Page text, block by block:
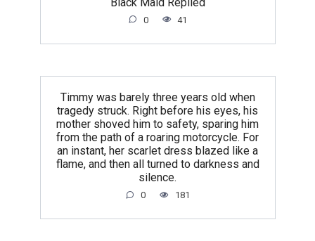
0 41
Timmy was barely three years old when
tragedy struck. Right before his eyes, his
mother shoved him to safety, sparing him
from the path of a roaring motorcycle. For
an instant, her scarlet dress blazed like a
flame, and then all turned to darkness and
silence.
0 181